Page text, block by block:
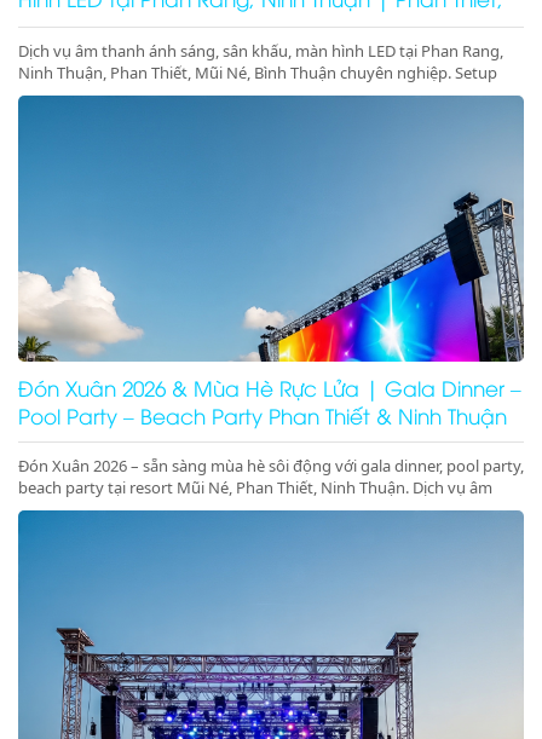
Mũi Né, Bình Thuận
Dịch vụ âm thanh ánh sáng, sân khấu, màn hình LED tại Phan Rang,
Ninh Thuận, Phan Thiết, Mũi Né, Bình Thuận chuyên nghiệp. Setup
trọn gói sự kiện, gala dinner, pool party, giá tốt – thi công nhanh –
Đón Xuân 2026 & Mùa Hè Rực Lửa | Gala Dinner –
Pool Party – Beach Party Phan Thiết & Ninh Thuận
Đón Xuân 2026 – sẵn sàng mùa hè sôi động với gala dinner, pool party,
beach party tại resort Mũi Né, Phan Thiết, Ninh Thuận. Dịch vụ âm
thanh ánh sáng – sân khấu – LED chuyên nghiệp, đặt lịch ngay!